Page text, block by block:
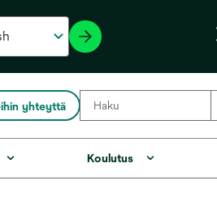
yhteyttä
Koulutus